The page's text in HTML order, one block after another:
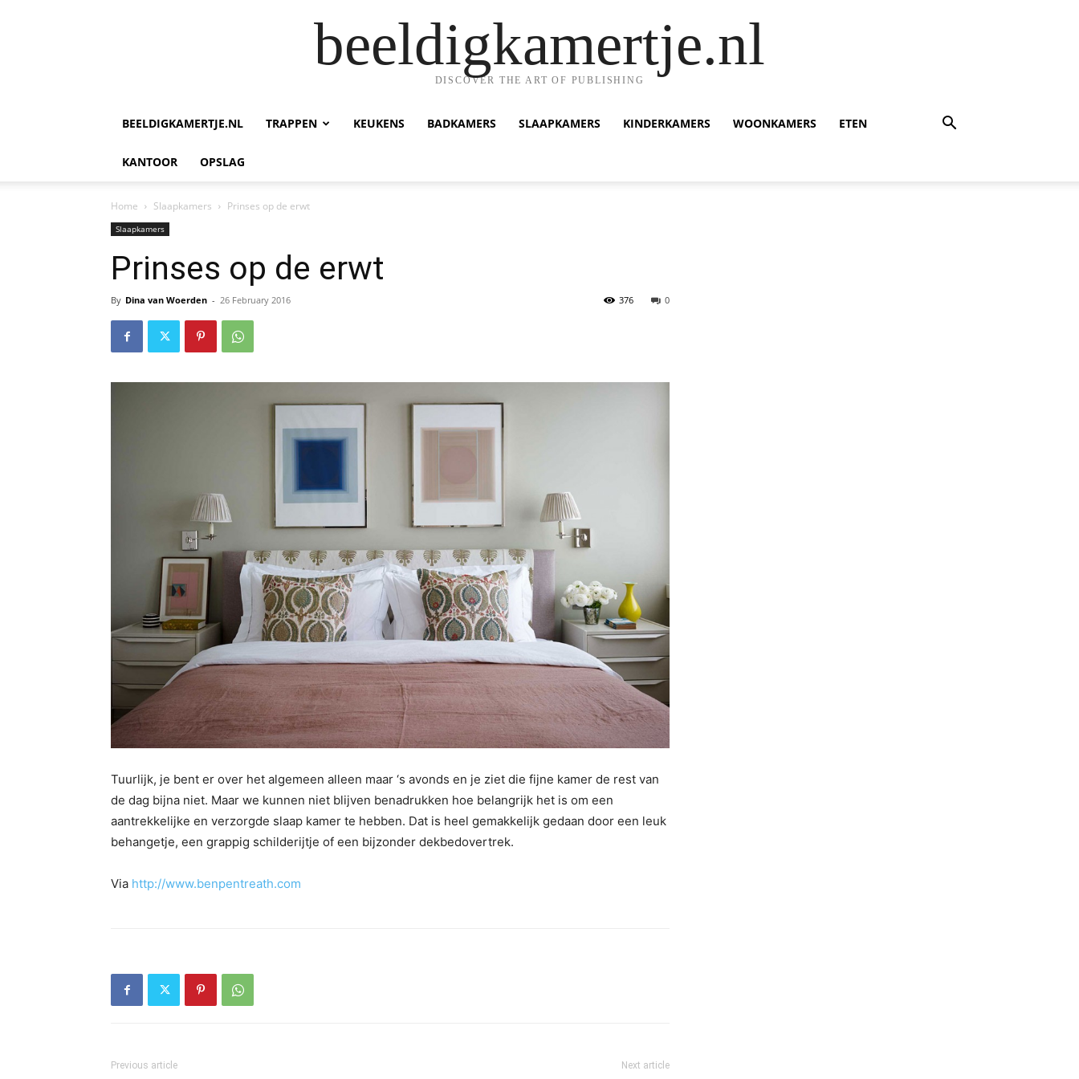
beeldigkamertje.nl
DISCOVER THE ART OF PUBLISHING
BEELDIGKAMERTJE.NL TRAPPEN KEUKENS BADKAMERS SLAAPKAMERS KINDERKAMERS WOONKAMERS ETEN
KANTOOR OPSLAG
Home Slaapkamers Prinses op de erwt
Slaapkamers
Prinses op de erwt
By Dina van Woerden - 26 February 2016 0
376
Tuurlijk, je bent er over het algemeen alleen maar ‘s avonds en je ziet die fijne kamer de rest van
de dag bijna niet. Maar we kunnen niet blijven benadrukken hoe belangrijk het is om een
aantrekkelijke en verzorgde slaap kamer te hebben. Dat is heel gemakkelijk gedaan door een leuk
behangetje, een grappig schilderijtje of een bijzonder dekbedovertrek.
Via http://www.benpentreath.com
Previous article Next article